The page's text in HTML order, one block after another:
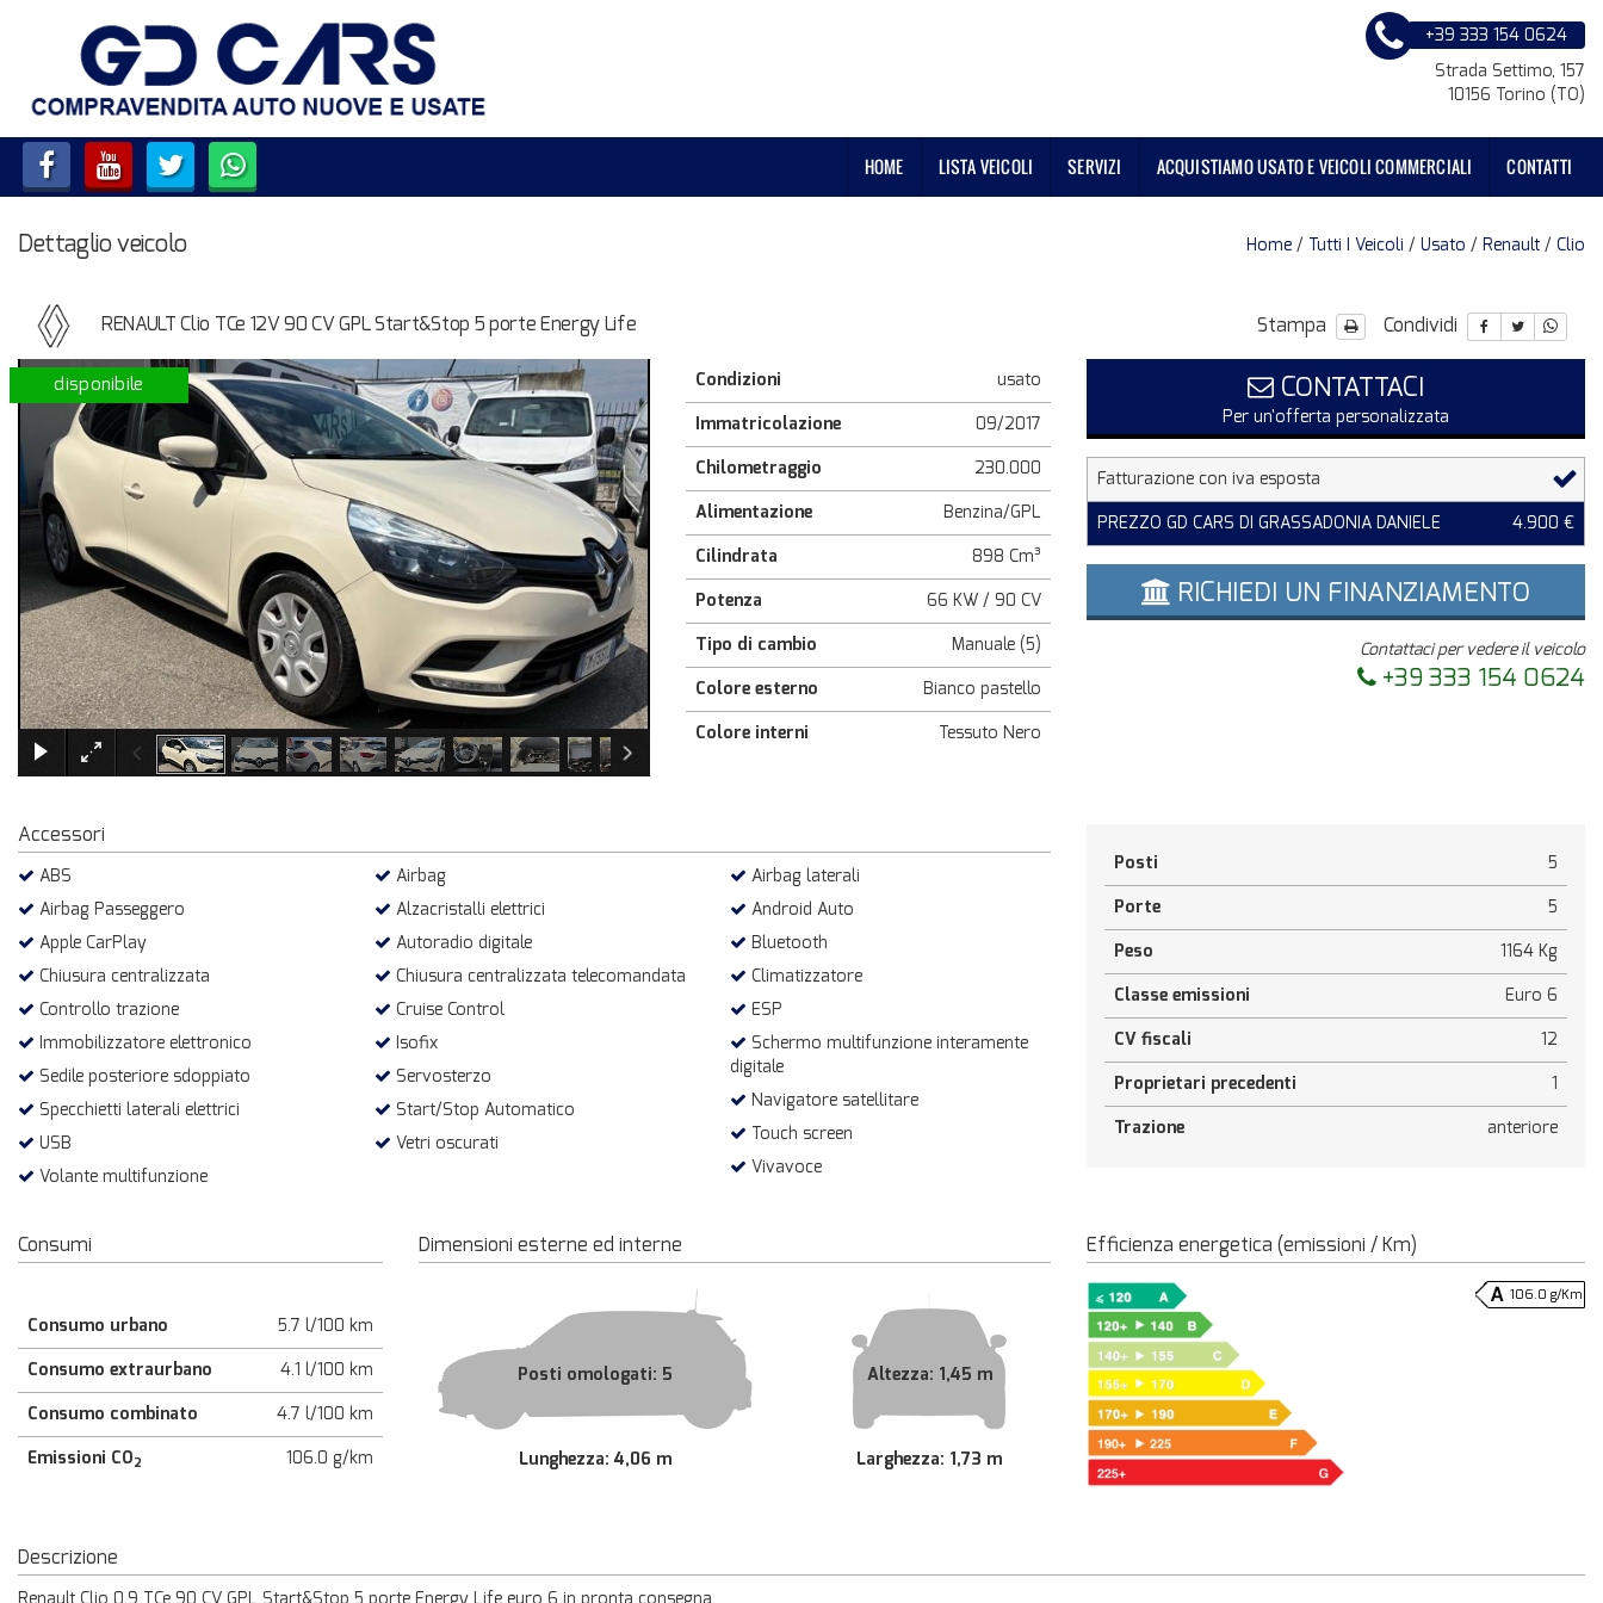
LISTA VEICOLI
SERVIZI
ACQUISTIAMO USATO E
CONTATTI
+39 333 154 0624
Strada Settimo, 157
10156 Torino (TO)
HOME LISTA VEICOLI SERVIZI ACQUISTIAMO USATO E VEICOLI COMMERCIALI CONTATTI
Dettaglio veicolo Home / Tutti I Veicoli / Usato / Renault / Clio
RENAULT Clio TCe 12V 90 CV GPL Start&Stop 5 porte Energy Life Stampa Condividi
disponibile Condizioni
usato
Immatricolazione
09/2017
Chilometraggio
230.000
Alimentazione
Benzina/GPL
Cilindrata
898 Cm³
Potenza
66 KW / 90 CV
Tipo di cambio
Manuale (5)
Colore esterno
Bianco pastello
Colore interni
Tessuto Nero
CONTATTACI
Per un'offerta personalizzata
Fatturazione con iva esposta
PREZZO GD CARS DI GRASSADONIA DANIELE
4.900 €
RICHIEDI UN FINANZIAMENTO
Contattaci per vedere il veicolo
+39 333 154 0624
Accessori
ABS
Airbag Passeggero
Apple CarPlay
Chiusura centralizzata
Controllo trazione
Immobilizzatore elettronico
Sedile posteriore sdoppiato
Specchietti laterali elettrici
USB
Volante multifunzione
Airbag
Alzacristalli elettrici
Autoradio digitale
Chiusura centralizzata telecomandata
Cruise Control
Isofix
Servosterzo
Start/Stop Automatico
Vetri oscurati
Airbag laterali
Android Auto
Bluetooth
Climatizzatore
ESP
Schermo multifunzione interamente
digitale
Navigatore satellitare
Touch screen
Vivavoce
Posti
5
Porte
5
Peso
1164 Kg
Classe emissioni
Euro 6
CV fiscali
12
Proprietari precedenti
1
Trazione
anteriore
Consumi
Consumo urbano
5.7 l/100 km
Consumo extraurbano
4.1 l/100 km
Consumo combinato
4.7 l/100 km
Emissioni CO2 106.0 g/km
Dimensioni esterne ed interne
Posti omologati: 5
Lunghezza: 4,06 m
Altezza: 1,45 m
Larghezza: 1,73 m
Efficienza energetica (emissioni / Km)
106.0 g/Km
Descrizione